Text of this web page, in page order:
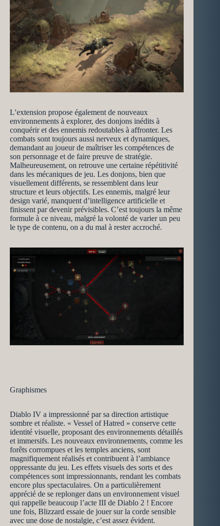
L’extension propose également de nouveaux
environnements à explorer, des donjons inédits à
conquérir et des ennemis redoutables à affronter. Les
combats sont toujours aussi nerveux et dynamiques,
demandant au joueur de maîtriser les compétences de
son personnage et de faire preuve de stratégie.
Malheureusement, on retrouve une certaine répétitivité
dans les mécaniques de jeu. Les donjons, bien que
visuellement différents, se ressemblent dans leur
structure et leurs objectifs. Les ennemis, malgré leur
design varié, manquent d’intelligence artificielle et
finissent par devenir prévisibles. C’est toujours la même
formule à ce niveau, malgré la volonté de varier un peu
le type de contenu, on a du mal à rester accroché.
Graphismes
Diablo IV a impressionné par sa direction artistique
sombre et réaliste. « Vessel of Hatred » conserve cette
identité visuelle, proposant des environnements détaillés
et immersifs. Les nouveaux environnements, comme les
forêts corrompues et les temples anciens, sont
magnifiquement réalisés et contribuent à l’ambiance
oppressante du jeu. Les effets visuels des sorts et des
compétences sont impressionnants, rendant les combats
encore plus spectaculaires. On a particulièrement
apprécié de se replonger dans un environnement visuel
qui rappelle beaucoup l’acte III de Diablo 2 ! Encore
une fois, Blizzard essaie de jouer sur la corde sensible
avec une dose de nostalgie, c’est assez évident.